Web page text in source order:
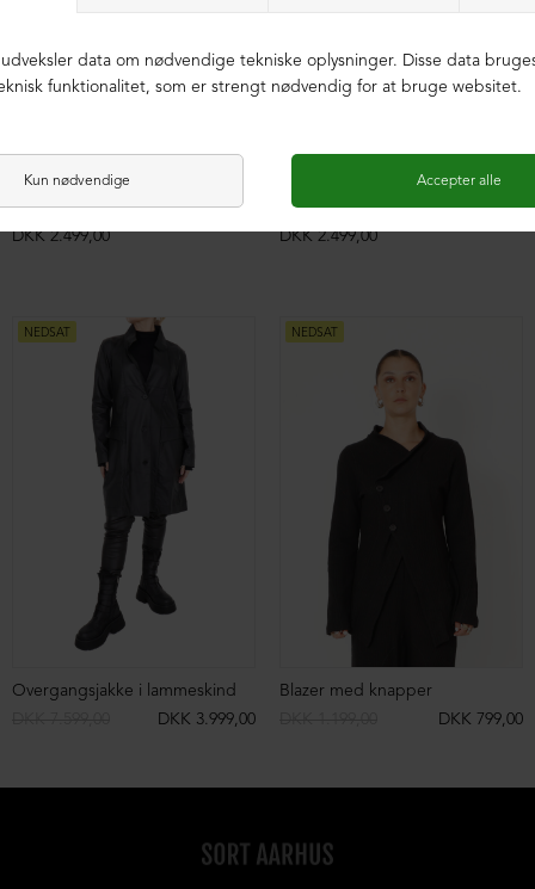
Cardigan i uld med knapper
DKK 2.499,00
Cardigan i uld med knapper
DKK 2.499,00
NEDSAT
Overgangsjakke i lammeskind
DKK 3.999,00
NEDSAT
Blazer med knapper
DKK 799,00